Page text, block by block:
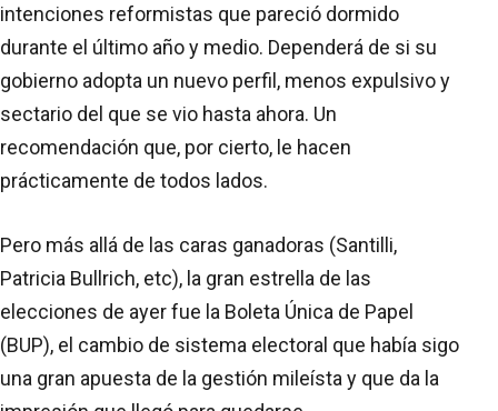
intenciones reformistas que pareció dormido
durante el último año y medio. Dependerá de si su
gobierno adopta un nuevo perfil, menos expulsivo y
sectario del que se vio hasta ahora. Un
recomendación que, por cierto, le hacen
prácticamente de todos lados.
Pero más allá de las caras ganadoras (Santilli,
Patricia Bullrich, etc), la gran estrella de las
elecciones de ayer fue la Boleta Única de Papel
(BUP), el cambio de sistema electoral que había sigo
una gran apuesta de la gestión mileísta y que da la